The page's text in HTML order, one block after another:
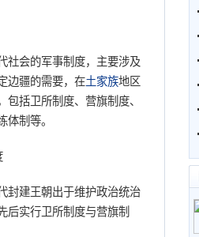
社会的军事制度，主要涉及
边疆的需要，在土家族地区
包括卫所制度、营旗制度、
体制等。
封建王朝出于维护政治统治
后实行卫所制度与营旗制